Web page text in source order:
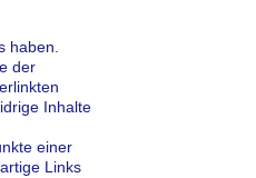
haben.
der
Inhalte
einer
Links